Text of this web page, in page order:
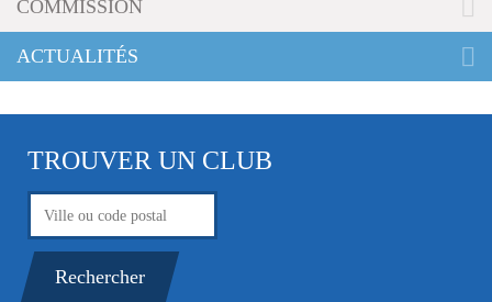
COMMISSION
ACTUALITÉS
TROUVER UN CLUB